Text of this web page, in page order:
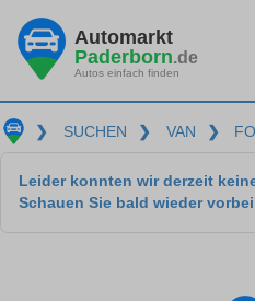
Automarkt
Paderborn.de
Autos einfach finden
❯ SUCHEN ❯ VAN ❯
Leider konnten wir derzeit
Schauen Sie bald wieder